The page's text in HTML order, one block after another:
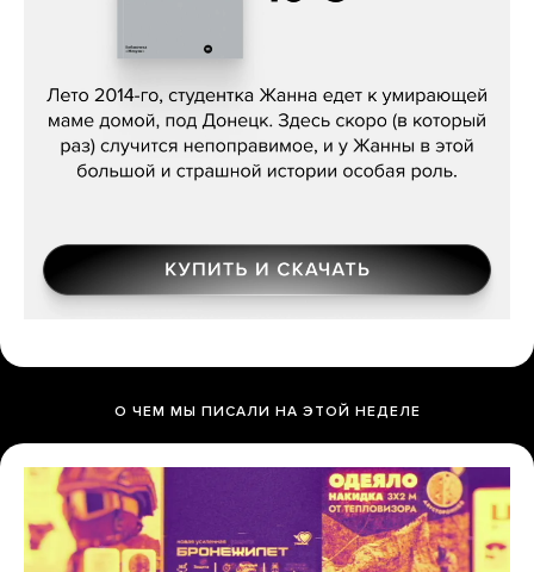
Сергей Лебедев, «Белая дама»
О ЧЕМ МЫ ПИСАЛИ НА ЭТОЙ НЕДЕЛЕ